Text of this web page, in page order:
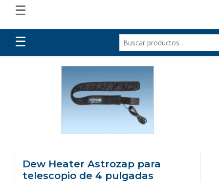
☰
☰
Dew Heater Astrozap para
telescopio de 4 pulgadas